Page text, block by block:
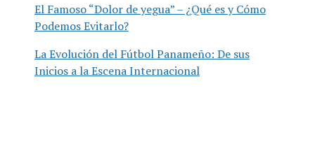
El Famoso “Dolor de yegua” – ¿Qué es y Cómo
Podemos Evitarlo?
La Evolución del Fútbol Panameño: De sus
Inicios a la Escena Internacional